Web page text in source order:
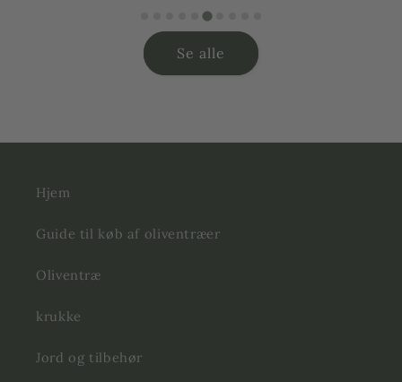
Se alle
Hjem
Guide til køb af oliventræer
Oliventræ
krukke
Jord og tilbehør